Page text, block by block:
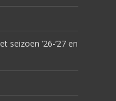
seizoen ’26-’27 en